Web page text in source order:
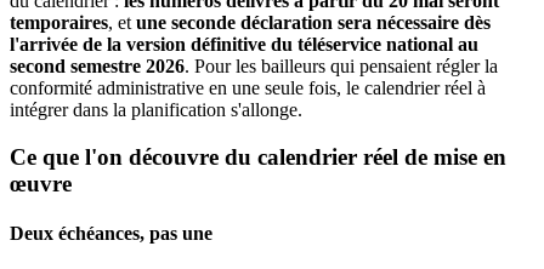
temporaires, et une seconde déclaration sera nécessaire dès
l'arrivée de la version définitive du téléservice national au
second semestre 2026. Pour les bailleurs qui pensaient régler la
conformité administrative en une seule fois, le calendrier réel à
intégrer dans la planification s'allonge.
Ce que l'on découvre du calendrier réel de mise en
œuvre
Deux échéances, pas une